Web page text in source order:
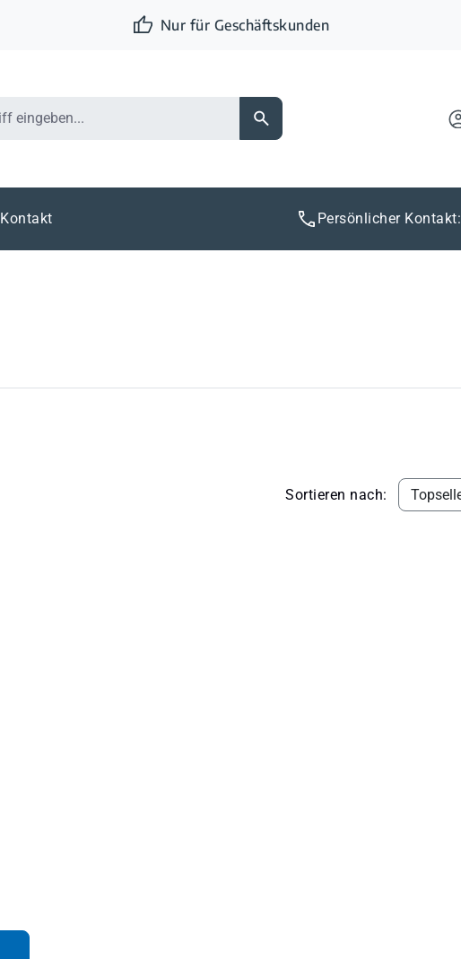
Nur für Geschäftskunden
Kontakt Persönlicher Kontakt:
Sortieren nach: